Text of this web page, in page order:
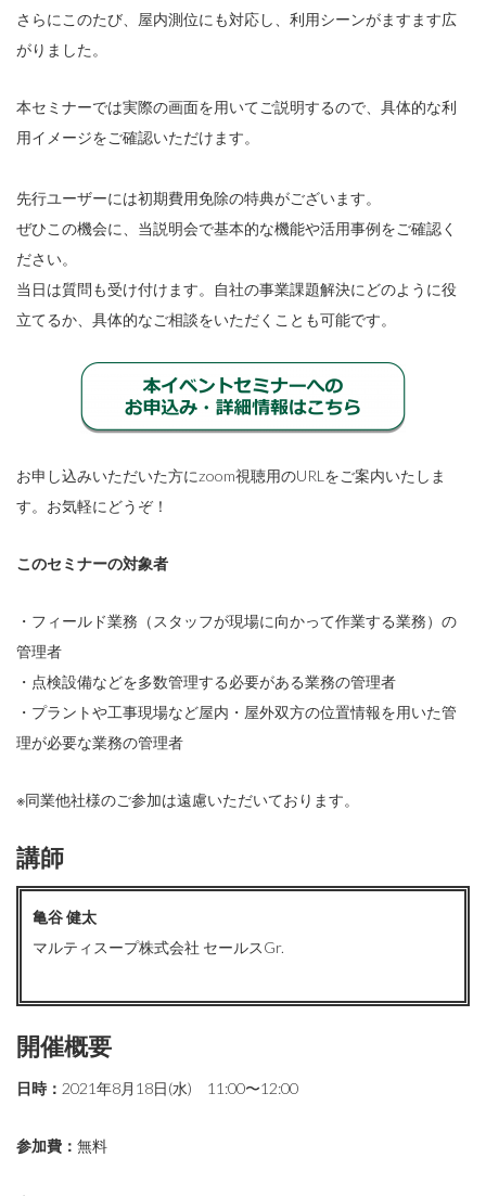
さらにこのたび、屋内測位にも対応し、利用シーンがますます広
がりました。
本セミナーでは実際の画面を用いてご説明するので、具体的な利
用イメージをご確認いただけます。
先行ユーザーには初期費用免除の特典がございます。
ぜひこの機会に、当説明会で基本的な機能や活用事例をご確認く
ださい。
当日は質問も受け付けます。自社の事業課題解決にどのように役
立てるか、具体的なご相談をいただくことも可能です。
お申し込みいただいた方にzoom視聴用のURLをご案内いたしま
す。お気軽にどうぞ！
このセミナーの対象者
・フィールド業務（スタッフが現場に向かって作業する業務）の
管理者
・点検設備などを多数管理する必要がある業務の管理者
・プラントや工事現場など屋内・屋外双方の位置情報を用いた管
理が必要な業務の管理者
※同業他社様のご参加は遠慮いただいております。
講師
亀谷 健太
マルティスープ株式会社 セールスGr.
開催概要
日時： 2021年8月18日(水) 11:00〜12:00
参加費： 無料